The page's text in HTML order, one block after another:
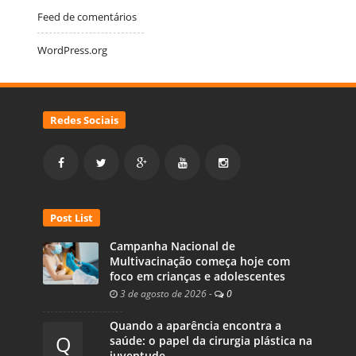
Feed de comentários
WordPress.org
Redes Sociais
Post List
Campanha Nacional de
Multivacinação começa hoje com
foco em crianças e adolescentes
3 de agosto de 2026 - 0
Q
Quando a aparência encontra a
saúde: o papel da cirurgia plástica na